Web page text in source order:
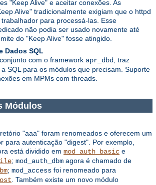
"Keep Alive" e aceitar conexões. As
Alive" tradicionalmente exigiam que o httpd
para processá-las. Esse
não podia ser usado novamente até
do "Keep Alive" fosse atingido.
Dados SQL
conjunto com o framework apr_dbd
, traz
SQL para os módulos que precisam. Suporte
em MPMs com threads.
Módulos
"aaa" foram renomeados e oferecem um
para autenticação "digest". Por exemplo,
está dividido em mod_auth_basic e
; mod_auth_dbm agora é chamado de
; mod_access foi renomeado para
. Também existe um novo módulo